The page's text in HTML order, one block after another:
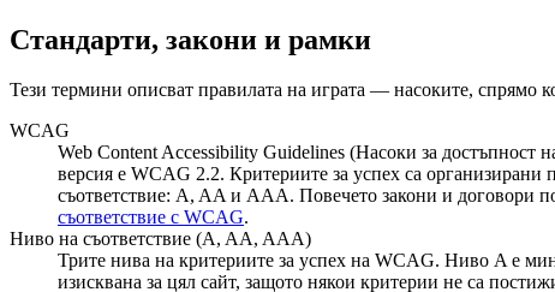
Стандарти, закони и рамки
Тези термини описват правилата на играта — насоките, спрямо
WCAG
Web Content Accessibility Guidelines (Насоки за достъпност
версия е WCAG 2.2. Критериите за успех са
съответствие: A, AA и AAA. Повечето закони и договори
съответствие с WCAG.
Ниво на съответствие (A, AA, AAA)
Трите нива на критериите за успех на WCAG. Ниво A е
изисквана за цял сайт, защото някои критерии не са